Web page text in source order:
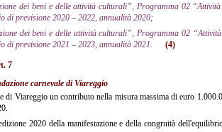
dei beni e delle attività culturali”, Programma 02
di previsione 2020 – 2022, annualità 2020;
dei beni e delle attività culturali”, Programma 02
di previsione 2021 – 2023, annualità 2021.
(4)
7
carnevale di Viareggio
di Viareggio un contributo nella misura massima di euro
2020 della manifestazione e della congruità